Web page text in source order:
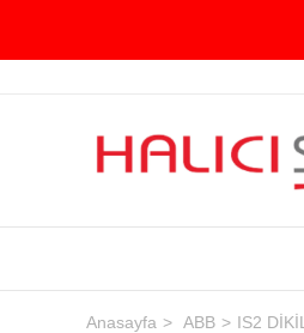
Anasayfa ABB IS2